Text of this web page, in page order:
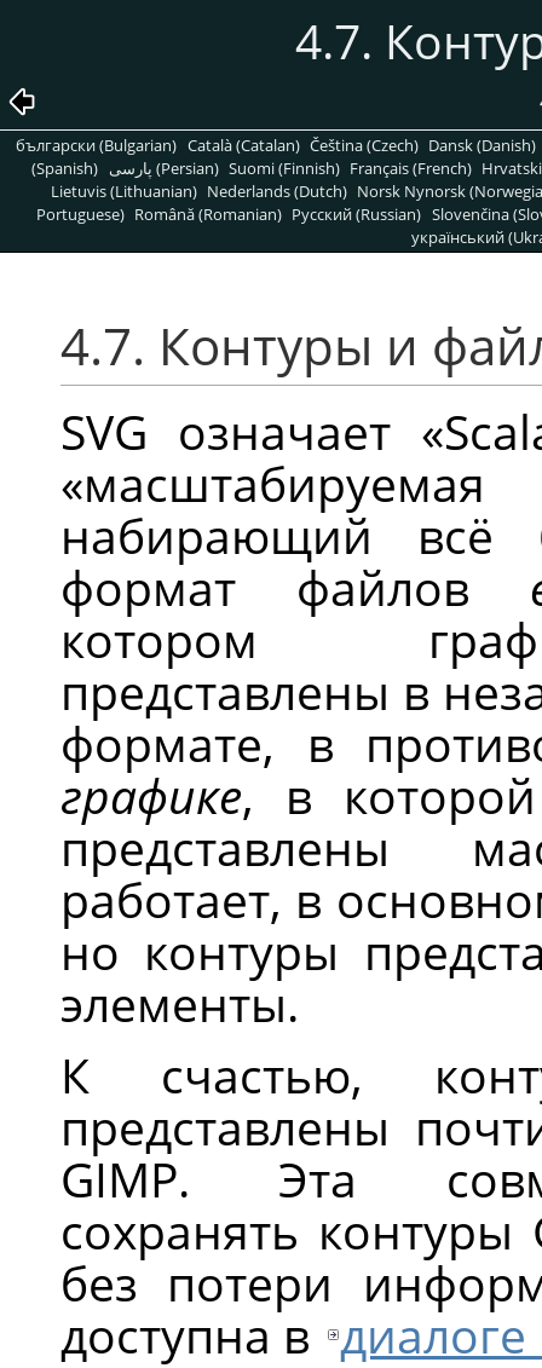
4.7.
български (Bulgarian) Català (Catalan) Čeština (Czech) Dansk (Danish)
(Spanish)
پارسی (Persian) Suomi (Finnish) Français (French)
Lietuvis (Lithuanian) Nederlands (Dutch) Norsk Nynorsk
Portuguese) Română (Romanian) Pусский (Russian) Slovenčina
український
4.7. Контуры и
SVG означает «
«
набирающий всё
формат файлов
котором
представлены в
формате, в
графике, в
представлены
работает, в
но контуры
элементы.
К счастью,
представлены
GIMP. Эта
сохранять
без потери
доступна в